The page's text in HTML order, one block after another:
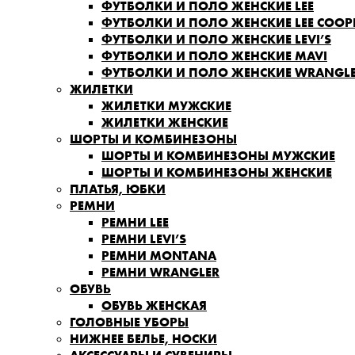
ФУТБОЛКИ И ПОЛО ЖЕНСКИЕ LEE
ФУТБОЛКИ И ПОЛО ЖЕНСКИЕ LEE
ФУТБОЛКИ И ПОЛО ЖЕНСКИЕ LEVI’S
ФУТБОЛКИ И ПОЛО ЖЕНСКИЕ MAVI
ФУТБОЛКИ И ПОЛО ЖЕНСКИЕ
ЖИЛЕТКИ
ЖИЛЕТКИ МУЖСКИЕ
ЖИЛЕТКИ ЖЕНСКИЕ
ШОРТЫ И КОМБИНЕЗОНЫ
ШОРТЫ И КОМБИНЕЗОНЫ МУЖСКИЕ
ШОРТЫ И КОМБИНЕЗОНЫ ЖЕНСКИЕ
ПЛАТЬЯ, ЮБКИ
РЕМНИ
РЕМНИ LEE
РЕМНИ LEVI’S
РЕМНИ MONTANA
РЕМНИ WRANGLER
ОБУВЬ
ОБУВЬ ЖЕНСКАЯ
ГОЛОВНЫЕ УБОРЫ
НИЖНЕЕ БЕЛЬЕ, НОСКИ